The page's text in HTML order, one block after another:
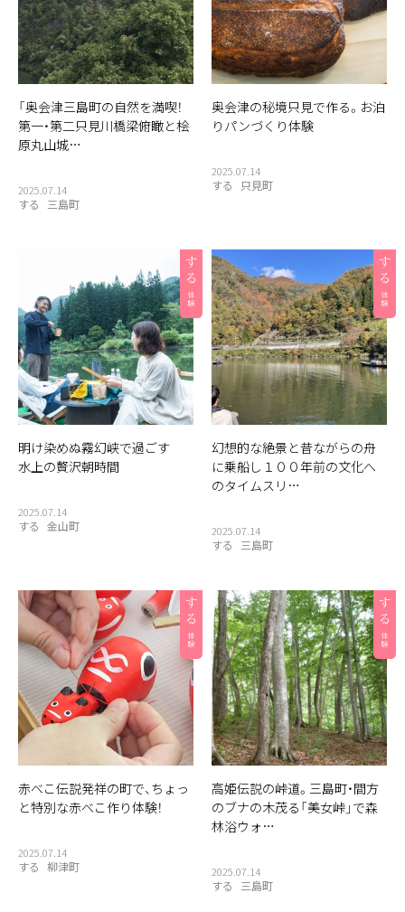
「奥会津三島町の自然を満喫！
第一・第二只見川橋梁俯瞰と桧
原丸山城…
2025.07.14
する 三島町
奥会津の秘境只見で作る。お泊
りパンづくり体験
2025.07.14
する 只見町
明け染めぬ霧幻峡で過ごす
水上の贅沢朝時間
2025.07.14
する 金山町
幻想的な絶景と昔ながらの舟
に乗船し１００年前の文化へ
のタイムスリ…
2025.07.14
する 三島町
赤べこ伝説発祥の町で、ちょっ
と特別な赤べこ作り体験！
2025.07.14
する 柳津町
高姫伝説の峠道。三島町・間方
のブナの木茂る「美女峠」で森
林浴ウォ…
2025.07.14
する 三島町